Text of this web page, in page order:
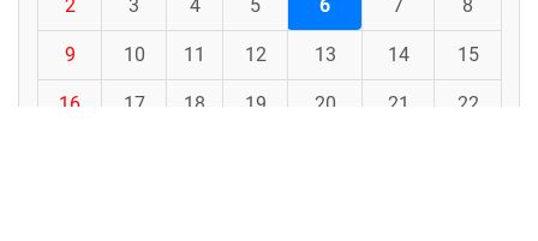
2 3 4 5 6 7 8
9 10 11 12 13 14 15
16 17 18 19 20 21 22